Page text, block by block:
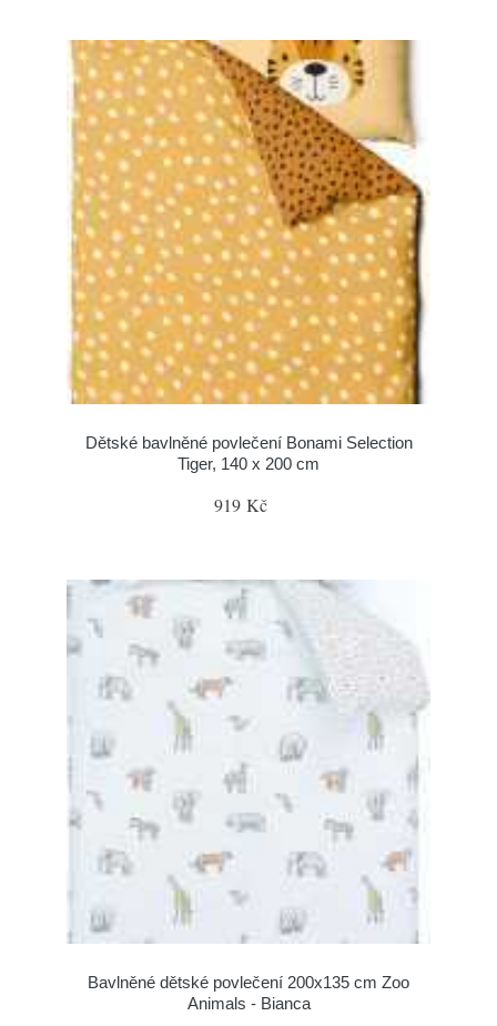
Dětské bavlněné povlečení Bonami Selection
Tiger, 140 x 200 cm
919 Kč
Bavlněné dětské povlečení 200x135 cm Zoo
Animals - Bianca